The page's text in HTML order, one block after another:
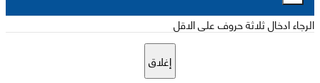
الرجاء ادخال ثلاثة حروف على الاقل
إغلاق